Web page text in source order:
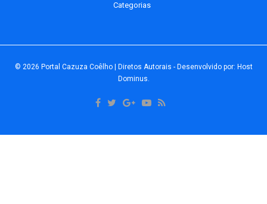
Categorias
© 2026 Portal Cazuza Coêlho | Diretos Autorais - Desenvolvido por: Host
Dominus.